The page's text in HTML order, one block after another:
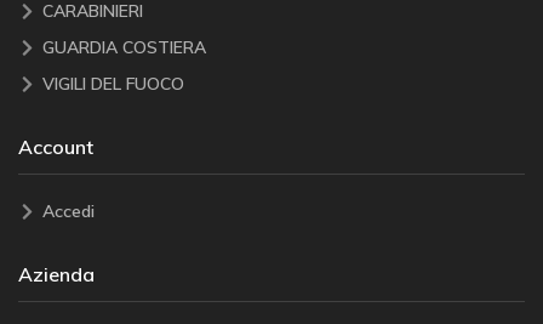
CARABINIERI
GUARDIA COSTIERA
VIGILI DEL FUOCO
Account
Accedi
Azienda